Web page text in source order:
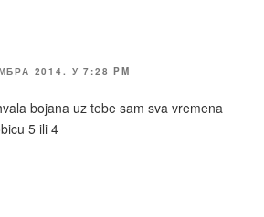
2014. У 7:28 PM
bojana uz tebe sam sva vremena
5 ili 4